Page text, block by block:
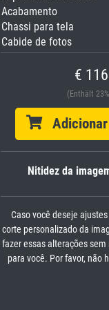
Acabamento
Chassi para tela
Cabide de fotos
€
(Enthält
Adicionar
Nitidez da
Caso você deseje
corte personalizado da
fazer essas alterações
para você. Por favor, não